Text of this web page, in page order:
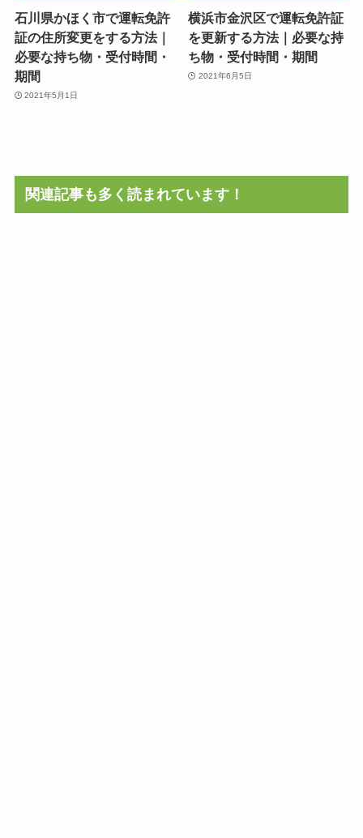
石川県かほく市で運転免許
証の住所変更をする方法｜
必要な持ち物・受付時間・
期間
2021年5月1日
横浜市金沢区で運転免許証
を更新する方法｜必要な持
ち物・受付時間・期間
2021年6月5日
関連記事も多く読まれています！